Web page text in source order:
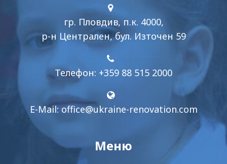
гр. Пловдив, п.к. 4000,
р-н Централен, бул. Източен 59
Телефон: +359 88 515 2000
E-Mail:office@ukraine-renovation.com
Меню